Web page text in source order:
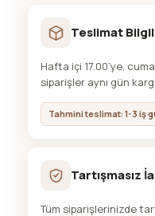
Teslimat
Hafta içi 17.00’ye,
siparişler aynı gün
Tahmini teslimat: 1-3 iş
Tartışmasız
Tüm siparişlerinizde